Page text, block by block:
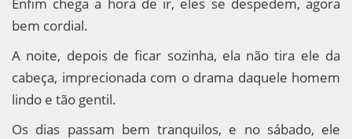
bem cordial.
A noite, depois de ficar sozinha, ela não tira ele da
cabeça, imprecionada com o drama daquele homem
lindo e tão gentil.
Os dias passam bem tranquilos, e no sábado, ele